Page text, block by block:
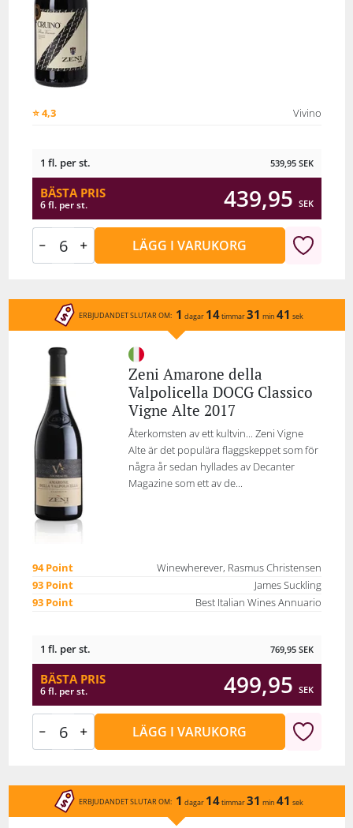
⭐ 4,3 Vivino
1 fl. per st. 539,95 SEK
BÄSTA PRIS
6 fl. per st. 439,95 SEK
LÄGG I VARUKORG
ERBJUDANDET SLUTAR OM: 1 dagar 14timmar31 min 41 sek
Zeni Amarone della
Valpolicella DOCG Classico
Vigne Alte 2017
Återkomsten av ett kultvin... Zeni Vigne
Alte är det populära flaggskeppet som för
några år sedan hyllades av Decanter
Magazine som ett av de...
94 Point
Winewherever, Rasmus Christensen
93 Point
James Suckling
93 Point
Best Italian Wines Annuario
1 fl. per st. 769,95 SEK
BÄSTA PRIS
6 fl. per st. 499,95 SEK
LÄGG I VARUKORG
ERBJUDANDET SLUTAR OM: 1 dagar 14timmar31 min 41 sek